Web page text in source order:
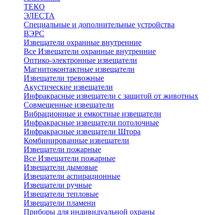
ТЕКО
ЭЛЕСТА
Специальные и дополнительные устройства
ВЭРС
Извещатели охранные внутренние
Все Извещатели охранные внутренние
Оптико-электронные извещатели
Магнитоконтактные извещатели
Извещатели тревожные
Акустические извещатели
Инфракрасные извещатели с защитой от животных
Совмещенные извещатели
Вибрационные и емкостные извещатели
Инфракрасные извещатели потолочные
Инфракрасные извещатели Штора
Комбинированные извещатели
Извещатели пожарные
Все Извещатели пожарные
Извещатели дымовые
Извещатели аспирационные
Извещатели ручные
Извещатели тепловые
Извещатели пламени
Приборы для индивидуальной охраны